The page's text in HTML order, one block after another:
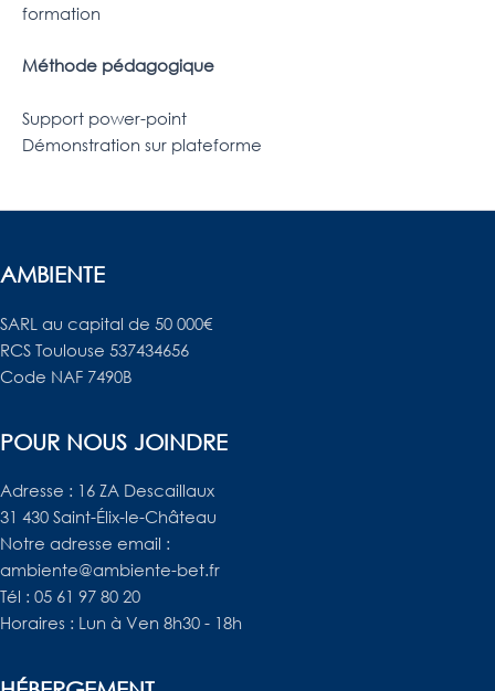
formation
Méthode pédagogique
Support power-point
Démonstration sur plateforme
AMBIENTE
SARL au capital de 50 000€
RCS Toulouse 537434656
Code NAF 7490B
POUR NOUS JOINDRE
Adresse : 16 ZA Descaillaux
31 430 Saint-Élix-le-Château
Notre adresse email :
ambiente@ambiente-bet.fr
Tél : 05 61 97 80 20
Horaires : Lun à Ven 8h30 - 18h